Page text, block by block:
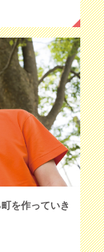
を作っていき